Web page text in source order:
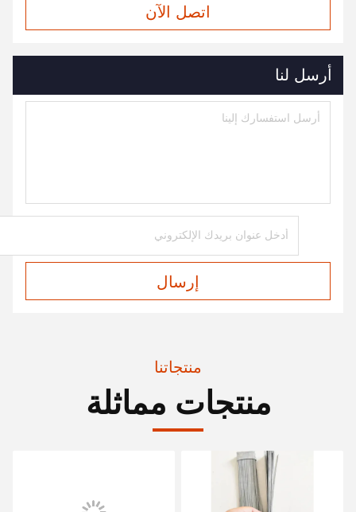
اتصل الآن
أرسل لنا
إرسال
منتجاتنا
منتجات مماثلة